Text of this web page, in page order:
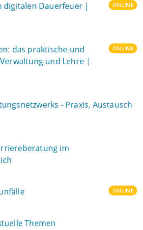
digitalen Dauerfeuer |
ONLINE
das praktische und
und Lehre |
ONLINE
- Praxis, Austausch
im
ONLINE
Themen